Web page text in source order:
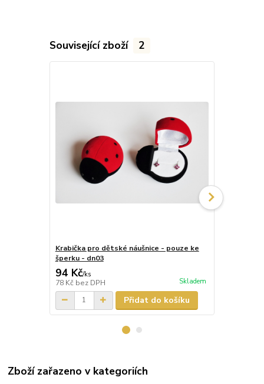
Související zboží 2
Krabička pro dětské náušnice - pouze ke
šperku - dn03
94 Kč/ks
78 Kč bez DPH Skladem
Přidat do košíku
Zboží zařazeno v kategoriích